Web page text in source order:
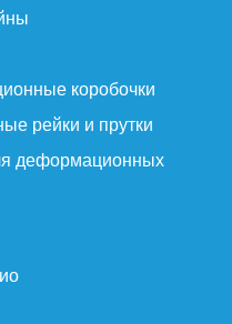
коробочки
рейки и прутки
деформационных